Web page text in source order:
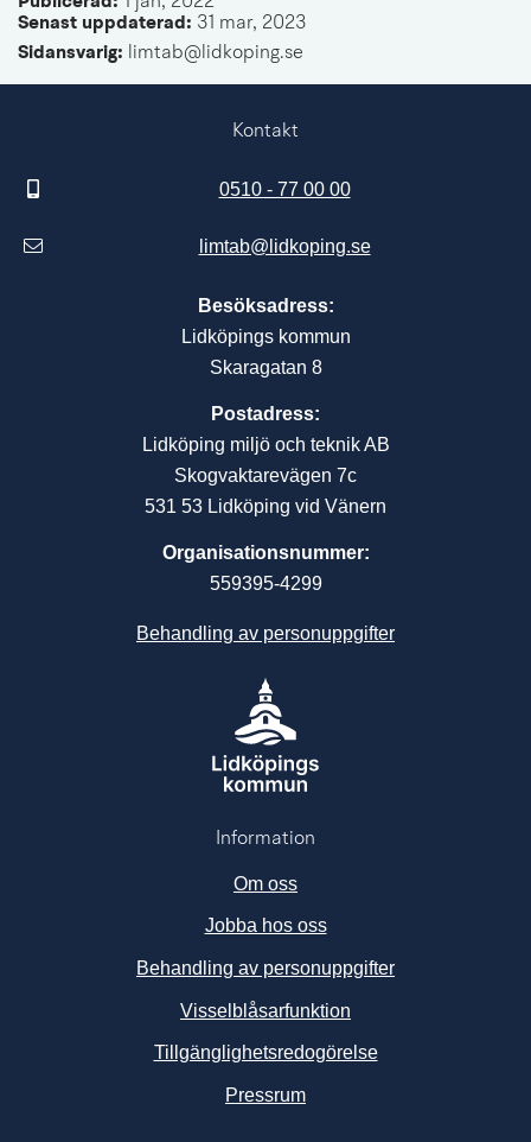
Senast uppdaterad: 31 mar, 2023
Sidansvarig: limtab@lidkoping.se
Kontakt
0510 - 77 00 00
limtab@lidkoping.se
Besöksadress:
Lidköpings kommun
Skaragatan 8
Postadress:
Lidköping miljö och teknik AB
Skogvaktarevägen 7c
531 53 Lidköping vid Vänern
Organisationsnummer:
559395-4299
Behandling av personuppgifter
Information
Om oss
Jobba hos oss
Behandling av personuppgifter
Visselblåsarfunktion
Tillgänglighetsredogörelse
PressrumLänk till annan webbplats,